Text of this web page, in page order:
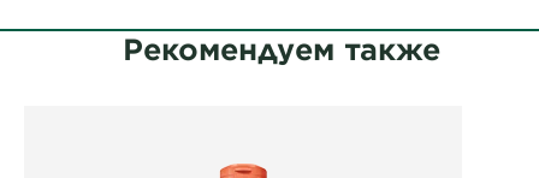
Рекомендуем также